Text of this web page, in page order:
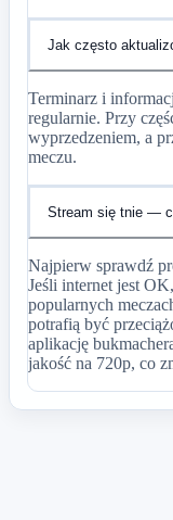
Jak często
Terminarz i
regularnie. Przy
wyprzedzeniem, a
meczu.
Stream się tnie —
Najpierw sprawdź
Jeśli internet jest
popularnych
potrafią być
aplikację
jakość na 720p, co